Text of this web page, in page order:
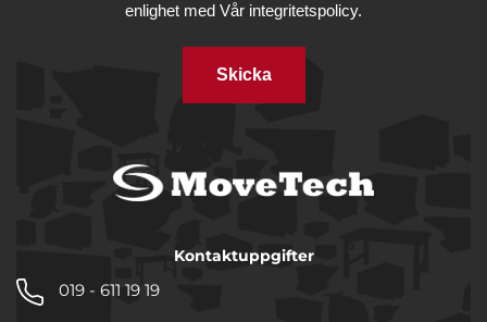
enlighet med Vår integritetspolicy.
Skicka
Kontaktuppgifter
019 - 611 19 19